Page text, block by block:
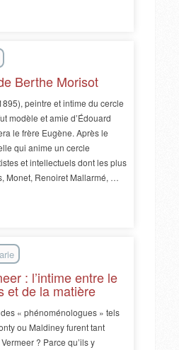
Berthe Morisot
peintre et intime du cercle
modèle et amie d’Édouard
le frère Eugène. Après le
qui anime un cercle
et intellectuels dont les plus
Monet, Renoiret Mallarmé, …
: l’intime entre le
et de la matière
« phénoménologues » tels
ou Maldiney furent tant
? Parce qu’ils y